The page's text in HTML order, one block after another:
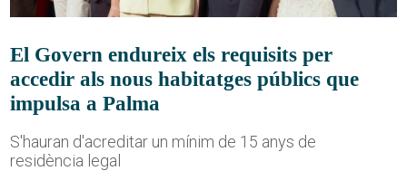
El Govern endureix els requisits per
accedir als nous habitatges públics que
impulsa a Palma
S'hauran d'acreditar un mínim de 15 anys de
residència legal